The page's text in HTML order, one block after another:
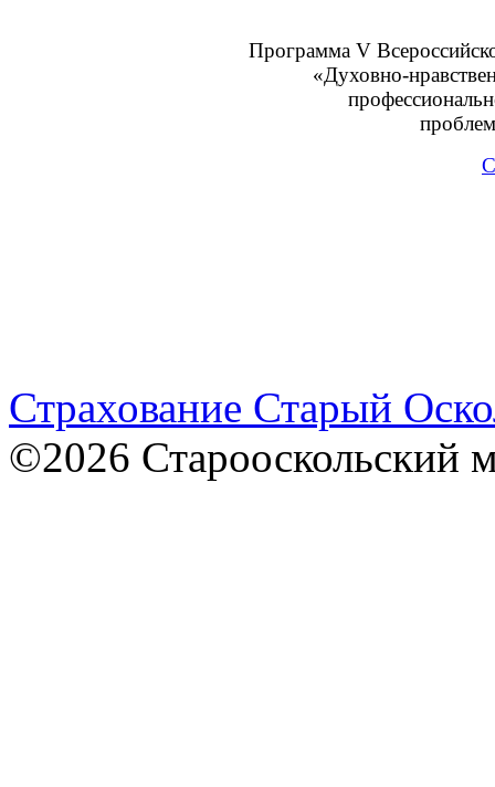
Программа V
«Духовно-
Страхование Старый
©2026 Старооскольский